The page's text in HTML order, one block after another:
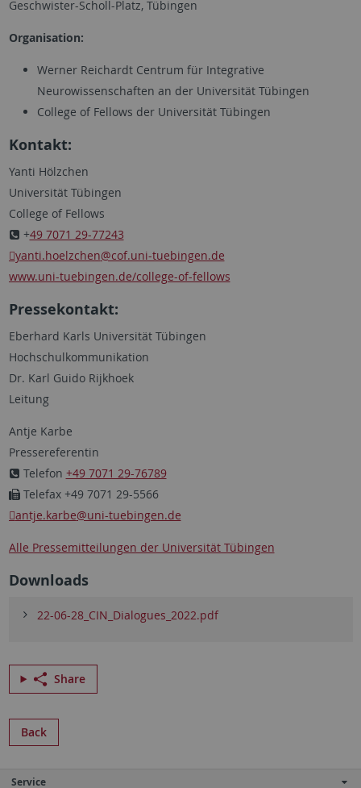
Geschwister-Scholl-Platz, Tübingen
Organisation:
Werner Reichardt Centrum für Integrative
Neurowissenschaften an der Universität Tübingen
College of Fellows der Universität Tübingen
Kontakt:
Yanti Hölzchen
Universität Tübingen
College of Fellows
+49 7071 29-77243
yanti.hoelzchen@cof.uni-tuebingen.de
www.uni-tuebingen.de/college-of-fellows
Pressekontakt:
Eberhard Karls Universität Tübingen
Hochschulkommunikation
Dr. Karl Guido Rijkhoek
Leitung
Antje Karbe
Pressereferentin
Telefon +49 7071 29-76789
Telefax +49 7071 29-5566
antje.karbe@uni-tuebingen.de
Alle Pressemitteilungen der Universität Tübingen
Downloads
22-06-28_CIN_Dialogues_2022.pdf
Share
Back
Service